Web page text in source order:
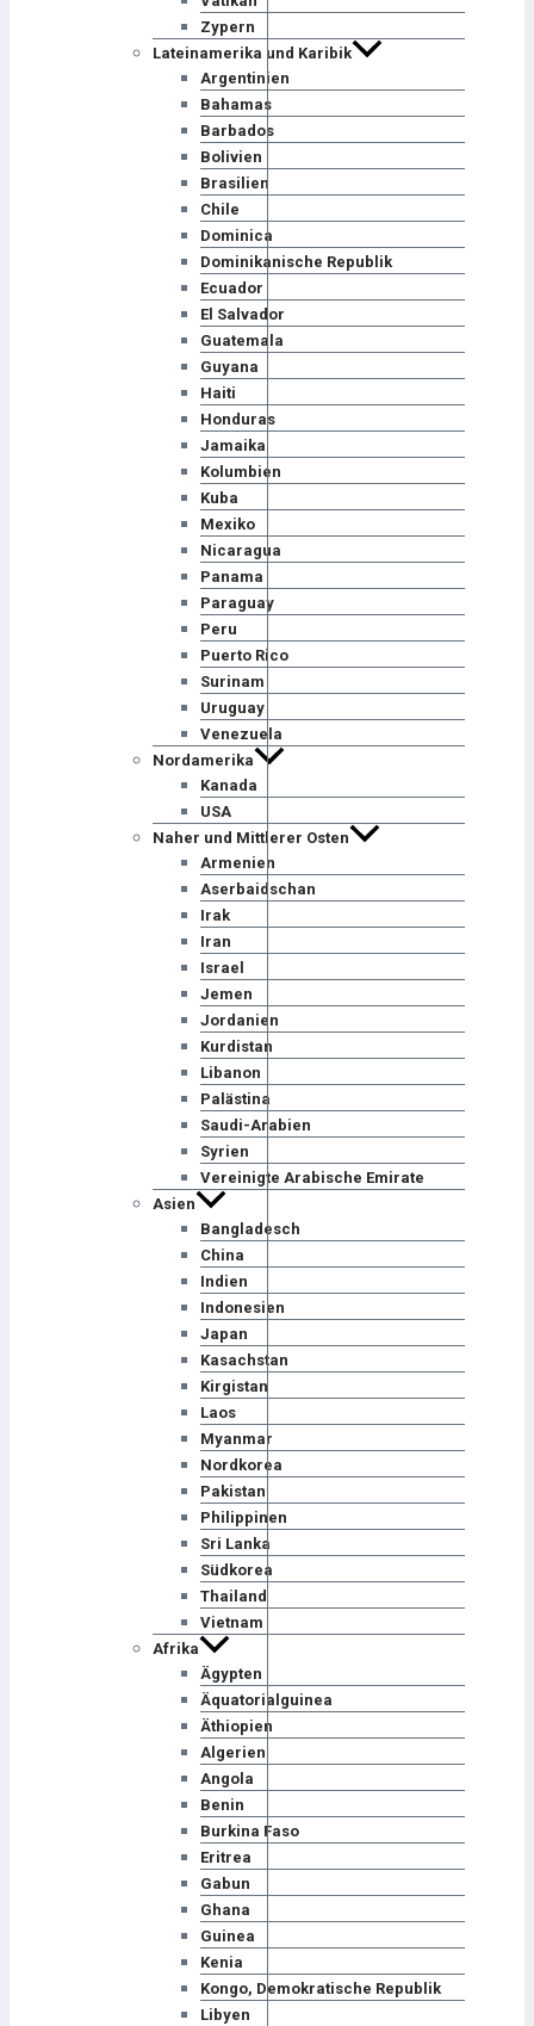
Zypern
Lateinamerika und Karibik
Argentinien
Bahamas
Barbados
Bolivien
Brasilien
Chile
Dominica
Dominikanische Republik
Ecuador
El Salvador
Guatemala
Guyana
Haiti
Honduras
Jamaika
Kolumbien
Kuba
Mexiko
Nicaragua
Panama
Paraguay
Peru
Puerto Rico
Surinam
Uruguay
Venezuela
Nordamerika
Kanada
USA
Naher und Mittlerer Osten
Armenien
Aserbaidschan
Irak
Iran
Israel
Jemen
Jordanien
Kurdistan
Libanon
Palästina
Saudi-Arabien
Syrien
Vereinigte Arabische Emirate
Asien
Bangladesch
China
Indien
Indonesien
Japan
Kasachstan
Kirgistan
Laos
Myanmar
Nordkorea
Pakistan
Philippinen
Sri Lanka
Südkorea
Thailand
Vietnam
Afrika
Ägypten
Äquatorialguinea
Äthiopien
Algerien
Angola
Benin
Burkina Faso
Eritrea
Gabun
Ghana
Guinea
Kenia
Kongo, Demokratische Republik
Libyen